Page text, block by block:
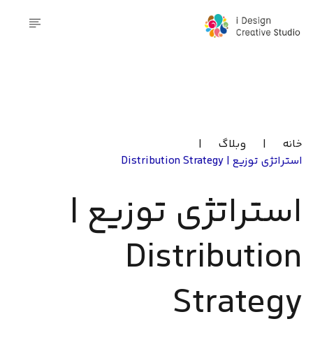
خانه | وبلاگ
|
استراتژی توزیع | Distribution Strategy
استراتژی توزیع |
Distribution
Strategy